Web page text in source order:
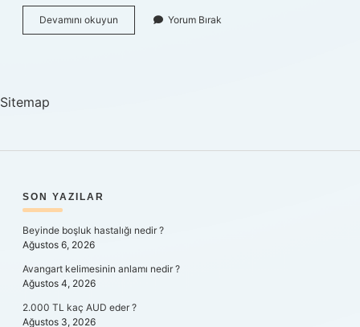
Devamını okuyun Evaporatör
Nerede
Yorum Bırak
Sitemap
SIDEBAR
SON YAZILAR
Beyinde boşluk hastalığı nedir ?
Ağustos 6, 2026
Avangart kelimesinin anlamı nedir ?
Ağustos 4, 2026
2.000 TL kaç AUD eder ?
Ağustos 3, 2026